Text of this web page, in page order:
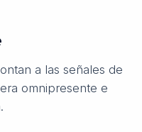
a las señales de
omnipresente e